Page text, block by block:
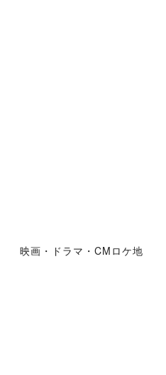
映画・ドラマ・CMロケ地